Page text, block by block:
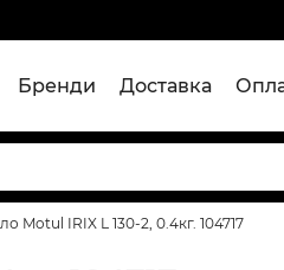
Бренди Доставка
Motul IRIX L 130-2, 0.4кг. 104717